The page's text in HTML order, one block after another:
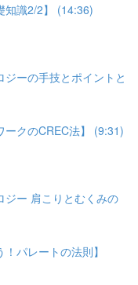
知識2/2】 (14:36)
ーの手技とポイントと
ークのCREC法】 (9:31)
ジー 肩こりとむくみの
パレートの法則】